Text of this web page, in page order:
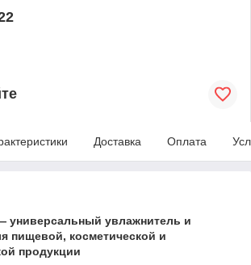
Доставка Оплата
универсальный увлажнитель и
пищевой, косметической и
продукции